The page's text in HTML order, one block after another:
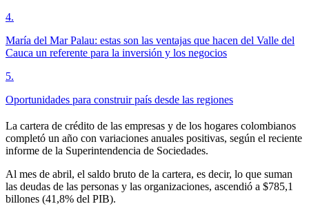
4.
María del Mar Palau: estas son las ventajas que hacen del Valle del
Cauca un referente para la inversión y los negocios
5.
Oportunidades para construir país desde las regiones
La cartera de crédito de las empresas y de los hogares colombianos
completó un año con variaciones anuales positivas, según el reciente
informe de la Superintendencia de Sociedades.
Al mes de abril, el saldo bruto de la cartera, es decir, lo que suman
las deudas de las personas y las organizaciones, ascendió a $785,1
billones (41,8% del PIB).